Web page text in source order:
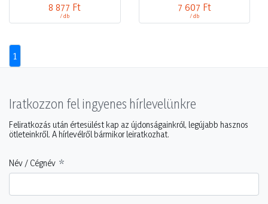
8 877 Ft
/ db
7 607 Ft
/ db
1
Iratkozzon fel ingyenes hírlevelünkre
Feliratkozás után értesülést kap az újdonságainkról, legújabb hasznos
ötleteinkről. A hírlevélről bármikor leiratkozhat.
Név / Cégnév